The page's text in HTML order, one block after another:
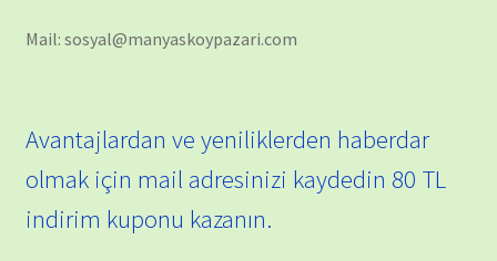
Mail: sosyal@manyaskoypazari.com
Avantajlardan ve yeniliklerden haberdar
olmak için mail adresinizi kaydedin 80 TL
indirim kuponu kazanın.